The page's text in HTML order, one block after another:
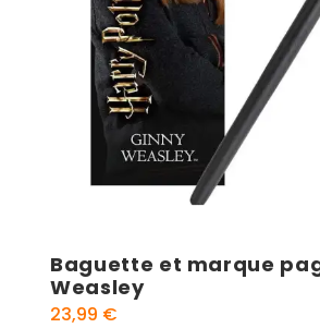
Baguette et marque
Weasley
23,99 €